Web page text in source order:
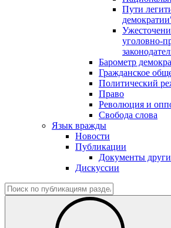
Пути
уголовно-
Барометр
Гражданское
Политический
Право
Революция и
Свобода слова
Язык вражды
Новости
Публикации
Документы
Дискуссии